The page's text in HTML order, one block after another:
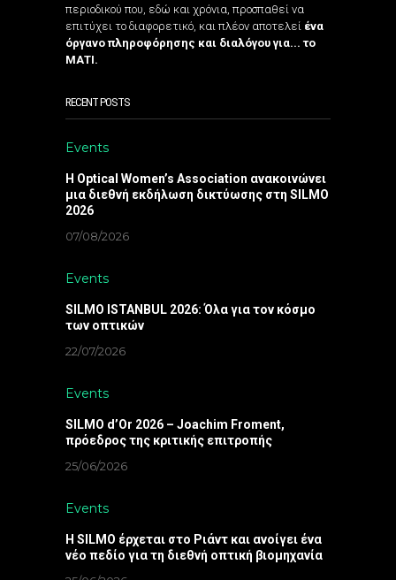
περιοδικού που, εδώ και χρόνια, προσπαθεί να
επιτύχει το διαφορετικό, και πλέον αποτελεί ένα
όργανο πληροφόρησης και διαλόγου για... το
ΜΑΤΙ.
RECENT POSTS
Events
Η Optical Women’s Association ανακοινώνει
μια διεθνή εκδήλωση δικτύωσης στη SILMO
2026
07/08/2026
Events
SILMO ISTANBUL 2026: Όλα για τον κόσμο
των οπτικών
22/07/2026
Events
SILMO d’Or 2026 – Joachim Froment,
πρόεδρος της κριτικής επιτροπής
25/06/2026
Events
Η SILMO έρχεται στο Ριάντ και ανοίγει ένα
νέο πεδίο για τη διεθνή οπτική βιομηχανία